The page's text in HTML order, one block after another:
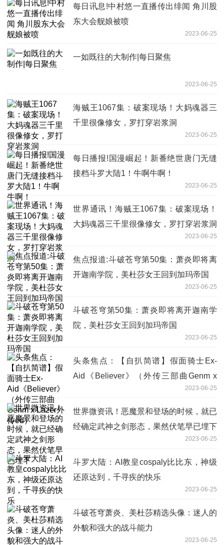
每日讯息!中村悠一直播传出绯闻 角川股
东大会舰娘被喷
2023-06-25
一如既往的大制作|每日聚焦
2023-06-25
海贼王1067集：破案现场！大妈魂器三
千里很像修女，罗打穿岩浆洞
2023-06-25
每日播报!国漫崛起！新番绝世唐门无缝
接档斗罗大陆1！牛啊牛啊！
2023-06-25
世界通讯！海贼王1067集：破案现场！
大妈魂器三千里很像修女，罗打穿岩浆洞
2023-06-25
焦点报道:斗破苍穹第50集：萧炎即将离
开迦南学院，美杜莎女王回到加玛帝国
2023-06-25
斗破苍穹第50集：萧炎即将离开迦南学
院，美杜莎女王回到加玛帝国
2023-06-25
头条焦点：【自扒简谱】假面骑士Ex-
Aid《Believer》（外传三部曲Genm x
2023-06-25
世界微资讯！恶魔景和登场的时候，就已
经确定武神之剑形态，果然伏笔早已埋下
2023-06-25
斗罗大陆：AI教皇cospaly比比东，神级
还原达到，千寻疾的快乐
2023-06-25
斗破苍穹萧炎、美杜莎精选头像：迷人的
外貌和强大的战斗能力
2023-06-25